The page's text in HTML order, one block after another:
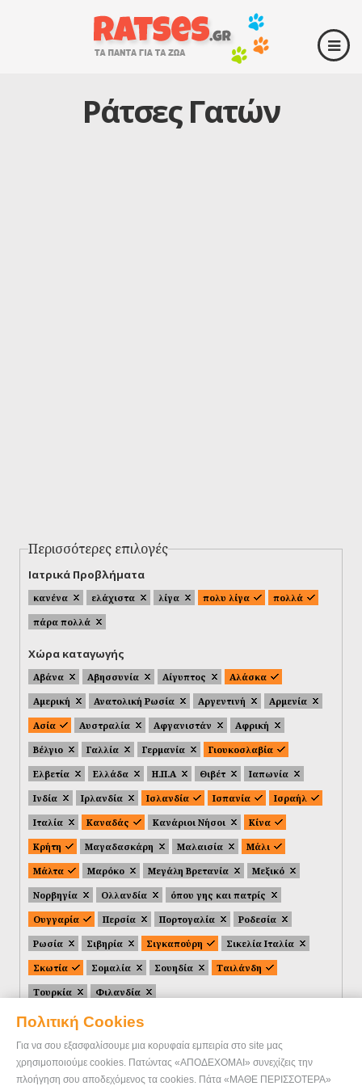
Πολιτική Cookies
Για να σου εξασφαλίσουμε μια κορυφαία εμπειρία στο site μας
χρησιμοποιούμε cookies. Πατώντας «ΑΠΟΔΕΧΟΜΑΙ» συνεχίζεις την
πλοήγηση σου αποδεχόμενος τα cookies. Πάτα «ΜΑΘΕ ΠΕΡΙΣΣΟΤΕΡΑ»
Ράτσες Γατών
Περισσότερες επιλογές
Ιατρικά Προβλήματα
κανένα ελάχιστα λίγα πολυ λίγα
πολλά
πάρα πολλά
Χώρα καταγωγής
Αβάνα Αβησσυνία Αίγυπτος
Αλάσκα
Αμερική
Ανατολική Ρωσία Αργεντινή
Αρμενία
Ασία
Αυστραλία Αφγανιστάν
Αφρική
Βέλγιο
Γαλλία Γερμανία
Γιουκοσλαβία
Ελβετία
Ελλάδα Η.Π.Α Θιβέτ
Ιαπωνία
Ινδία
Ιρλανδία Ισλανδία Ισπανία
Ισραήλ
Ιταλία
Καναδάς Κανάριοι Νήσοι
Κίνα
Κρήτη
Μαγαδασκάρη Μαλαισία
Μάλι
Μάλτα
Μαρόκο Μεγάλη Βρετανία
Μεξικό
Νορβηγία
Ολλανδία
όπου γης και πατρίς
Ουγγαρία
Περσία Πορτογαλία
Ροδεσία
Ρωσία
Σιβηρία Σιγκαπούρη
Σικελία Ιταλία
Σκωτία
Σομαλία Σουηδία
Ταιλάνδη
Τουρκία
Φιλανδία